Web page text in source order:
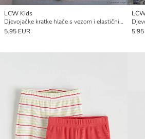
LCW Kids
Djevojačke kratke hlače s vezom i elastičnim pojasom
5.95 EUR